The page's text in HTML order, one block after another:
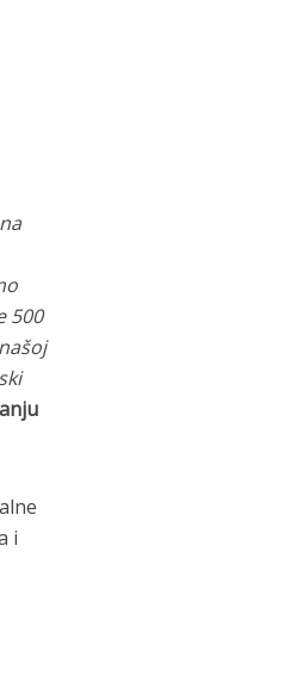
500
i